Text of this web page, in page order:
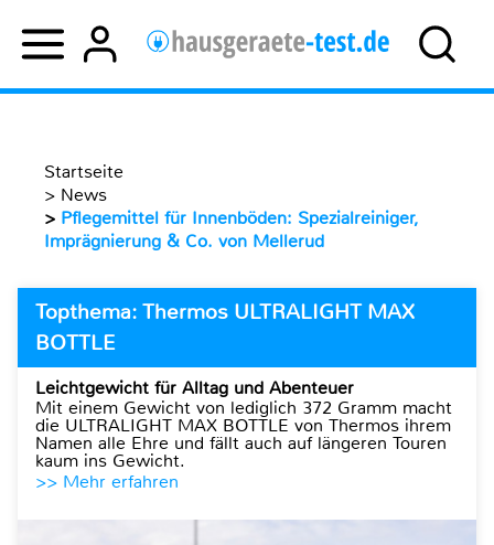
Startseite
> News
> Pflegemittel für Innenböden: Spezialreiniger,
Imprägnierung & Co. von Mellerud
Topthema: Thermos ULTRALIGHT MAX
BOTTLE
Leichtgewicht für Alltag und Abenteuer
Mit einem Gewicht von lediglich 372 Gramm macht
die ULTRALIGHT MAX BOTTLE von Thermos ihrem
Namen alle Ehre und fällt auch auf längeren Touren
kaum ins Gewicht.
>> Mehr erfahren